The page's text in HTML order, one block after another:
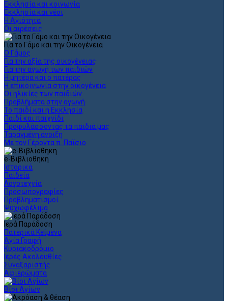
Εκκλησία και κοινωνία
Εκκλησία και νέοι
Η Αγιότητα
Οι αιρέσεις
Για το Γάμο και την Οικογένεια
Ο Γάμος
Για την αξία της οικογένειας
Για την αγωγή των παιδιών
Η μητέρα και ο πατέρας
Η επικοινωνία στην οικογένεια
Οι ηλικίες των παιδιών
Προβλήματα στην αγωγή
Το παιδί και η Εκκλησία
Παιδί και παιχνίδι
Προφυλάσσοντας τα παιδιά μας
Ταραγμένη άνοιξη
Με τον Γέροντα π. Παϊσιο
e-Βιβλιοθηκη
Ιστορικά
Παιδεία
Λογοτεχνία
Προσωπογραφίες
Προβληματισμοί
Ψυχωφέλιμα
Ιερά Παράδοση
Πατερικά Κείμενα
Αγία Γραφή
Κυριακοδρόμιο
Ιερές Ακολουθίες
Συναξαριστής
Αφιερώματα
Βίοι Αγίων